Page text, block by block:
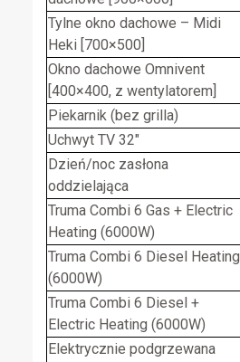
Tylne okno dachowe – Midi
Heki [700×500]
Okno dachowe Omnivent
[400×400, z wentylatorem]
Piekarnik (bez grilla)
Uchwyt TV 32″
Dzień/noc zasłona
oddzielająca
Truma Combi 6 Gas + Electric
Heating (6000W)
Truma Combi 6 Diesel Heating
(6000W)
Truma Combi 6 Diesel +
Electric Heating (6000W)
Elektrycznie podgrzewana